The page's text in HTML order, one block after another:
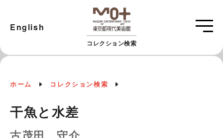
コレクション検索
English
ホーム コレクション検索
干魚と水差